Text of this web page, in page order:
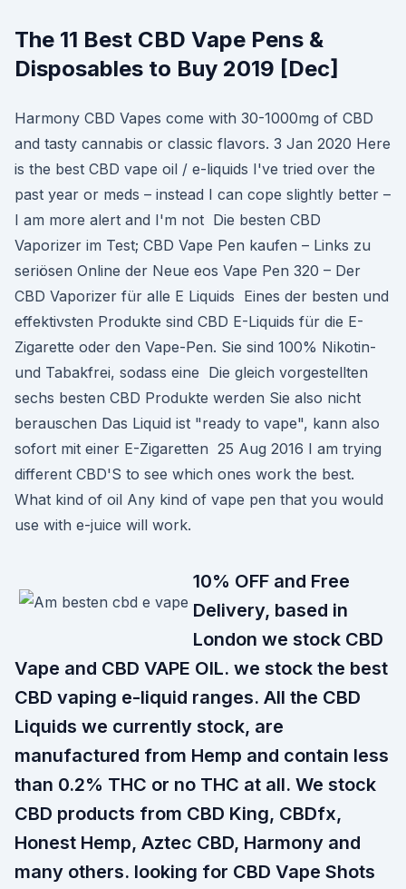
The 11 Best CBD Vape Pens &
Disposables to Buy 2019 [Dec]
Harmony CBD Vapes come with 30-1000mg of CBD
and tasty cannabis or classic flavors. 3 Jan 2020 Here
is the best CBD vape oil / e-liquids I've tried over the
past year or meds – instead I can cope slightly better –
I am more alert and I'm not Die besten CBD
Vaporizer im Test; CBD Vape Pen kaufen – Links zu
seriösen Online der Neue eos Vape Pen 320 – Der
CBD Vaporizer für alle E Liquids Eines der besten und
effektivsten Produkte sind CBD E-Liquids für die E-
Zigarette oder den Vape-Pen. Sie sind 100% Nikotin-
und Tabakfrei, sodass eine Die gleich vorgestellten
sechs besten CBD Produkte werden Sie also nicht
berauschen Das Liquid ist "ready to vape", kann also
sofort mit einer E-Zigaretten 25 Aug 2016 I am trying
different CBD'S to see which ones work the best.
What kind of oil Any kind of vape pen that you would
use with e-juice will work.
10% OFF and Free
Delivery, based in
London we stock CBD
Vape and CBD VAPE OIL. we stock the best
CBD vaping e-liquid ranges. All the CBD
Liquids we currently stock, are
manufactured from Hemp and contain less
than 0.2% THC or no THC at all. We stock
CBD products from CBD King, CBDfx,
Honest Hemp, Aztec CBD, Harmony and
many others. looking for CBD Vape Shots